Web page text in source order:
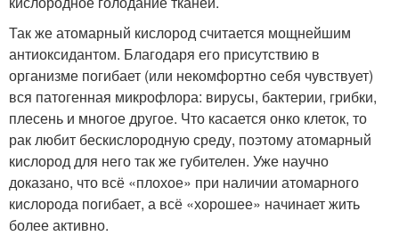
Так же атомарный кислород считается мощнейшим
антиоксидантом. Благодаря его присутствию в
организме погибает (или некомфортно себя чувствует)
вся патогенная микрофлора: вирусы, бактерии, грибки,
плесень и многое другое. Что касается онко клеток, то
рак любит бескислородную среду, поэтому атомарный
кислород для него так же губителен. Уже научно
доказано, что всё «плохое» при наличии атомарного
кислорода погибает, а всё «хорошее» начинает жить
более активно.